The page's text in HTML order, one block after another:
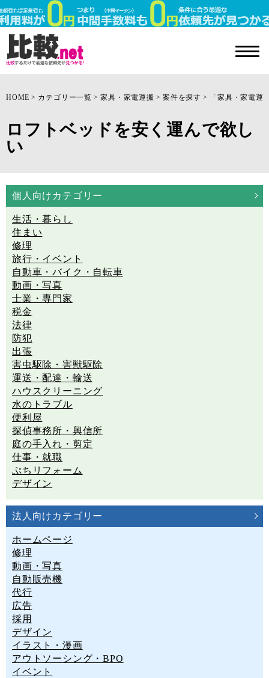
HOME カテゴリー一覧 家具・家電運搬 案件を探す 「家具・家電運
ロフトベッドを安く運んで欲し
い
個人向けカテゴリー
生活・暮らし
住まい
修理
旅行・イベント
自動車・バイク・自転車
動画・写真
士業・専門家
税金
法律
防犯
出張
害虫駆除・害獣駆除
運送・配達・輸送
ハウスクリーニング
水のトラブル
便利屋
探偵事務所・興信所
庭の手入れ・剪定
仕事・就職
ぷちリフォーム
デザイン
法人向けカテゴリー
ホームページ
修理
動画・写真
自動販売機
代行
広告
採用
デザイン
イラスト・漫画
アウトソーシング・BPO
イベント